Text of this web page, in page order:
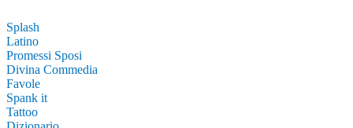
Splash
Latino
Promessi Sposi
Divina Commedia
Favole
Spank it
Tattoo